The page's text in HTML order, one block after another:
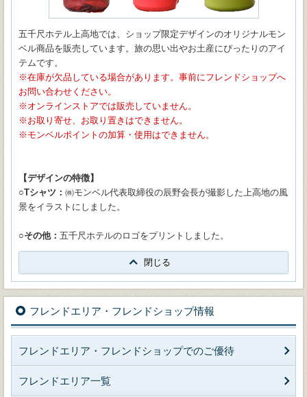
五千尺ホテル上高地では、ショップ限定デザインのオリジナルモン
ベル商品を販売しています。旅の思い出やお土産にぴったりのアイ
テムです。
在庫が欠品している場合があります。事前にフレンドショップへ
お問い合わせください。
オンラインストアでは販売していません。
お取り寄せ、お取り置きはできません。
モンベルポイントの加算・使用はできません。
【デザインの特徴】
○Tシャツ： ㈱モンベル代表取締役の辰野会長が撮影した上高地の風
景をイラストにしました。
○その他： 五千尺ホテルのロゴをプリントしました。
閉じる
フレンドエリア・フレンドショップ情報
フレンドエリア・フレンドショップでのご優待
フレンドエリア一覧